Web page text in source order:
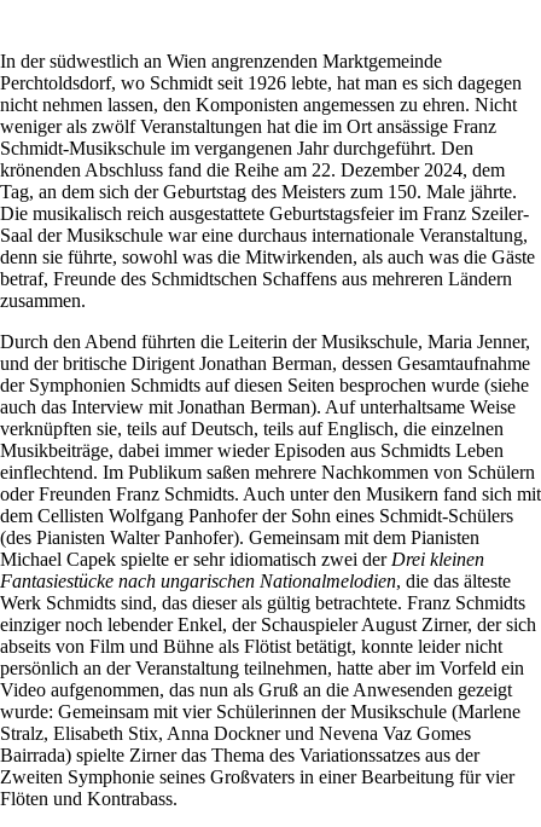
In der südwestlich an Wien angrenzenden Marktgemeinde
Perchtoldsdorf, wo Schmidt seit 1926 lebte, hat man es sich dagegen
nicht nehmen lassen, den Komponisten angemessen zu ehren. Nicht
weniger als zwölf Veranstaltungen hat die im Ort ansässige Franz
Schmidt-Musikschule im vergangenen Jahr durchgeführt. Den
krönenden Abschluss fand die Reihe am 22. Dezember 2024, dem
Tag, an dem sich der Geburtstag des Meisters zum 150. Male jährte.
Die musikalisch reich ausgestattete Geburtstagsfeier im Franz Szeiler-
Saal der Musikschule war eine durchaus internationale Veranstaltung,
denn sie führte, sowohl was die Mitwirkenden, als auch was die Gäste
betraf, Freunde des Schmidtschen Schaffens aus mehreren Ländern
zusammen.
Durch den Abend führten die Leiterin der Musikschule, Maria Jenner,
und der britische Dirigent Jonathan Berman, dessen Gesamtaufnahme
der Symphonien Schmidts auf diesen Seiten besprochen wurde (siehe
auch das Interview mit Jonathan Berman). Auf unterhaltsame Weise
verknüpften sie, teils auf Deutsch, teils auf Englisch, die einzelnen
Musikbeiträge, dabei immer wieder Episoden aus Schmidts Leben
einflechtend. Im Publikum saßen mehrere Nachkommen von Schülern
oder Freunden Franz Schmidts. Auch unter den Musikern fand sich mit
dem Cellisten Wolfgang Panhofer der Sohn eines Schmidt-Schülers
(des Pianisten Walter Panhofer). Gemeinsam mit dem Pianisten
Michael Capek spielte er sehr idiomatisch zwei der Drei kleinen
Fantasiestücke nach ungarischen Nationalmelodien, die das älteste
Werk Schmidts sind, das dieser als gültig betrachtete. Franz Schmidts
einziger noch lebender Enkel, der Schauspieler August Zirner, der sich
abseits von Film und Bühne als Flötist betätigt, konnte leider nicht
persönlich an der Veranstaltung teilnehmen, hatte aber im Vorfeld ein
Video aufgenommen, das nun als Gruß an die Anwesenden gezeigt
wurde: Gemeinsam mit vier Schülerinnen der Musikschule (Marlene
Stralz, Elisabeth Stix, Anna Dockner und Nevena Vaz Gomes
Bairrada) spielte Zirner das Thema des Variationssatzes aus der
Zweiten Symphonie seines Großvaters in einer Bearbeitung für vier
Flöten und Kontrabass.